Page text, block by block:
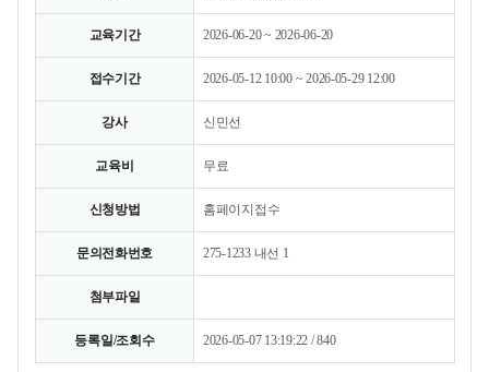
교육기간 2026-06-20 ~ 2026-06-20
접수기간 2026-05-12 10:00 ~ 2026-05-29 12:00
강사 신민선
교육비 무료
신청방법 홈페이지접수
문의전화번호 275-1233 내선 1
첨부파일
등록일/조회수 2026-05-07 13:19:22 / 840